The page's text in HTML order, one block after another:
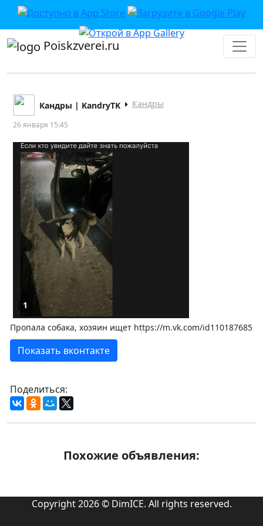
Poiskzverei.ru
Кандры | KandryTK Кандры
26 января 15:45
1
Пропала собака, хозяин ищет https://m.vk.com/id110187685
Показать вконтакте
Поделиться:
Похожие объявления:
Copyright 2026 © DimICE. All rights reserved.